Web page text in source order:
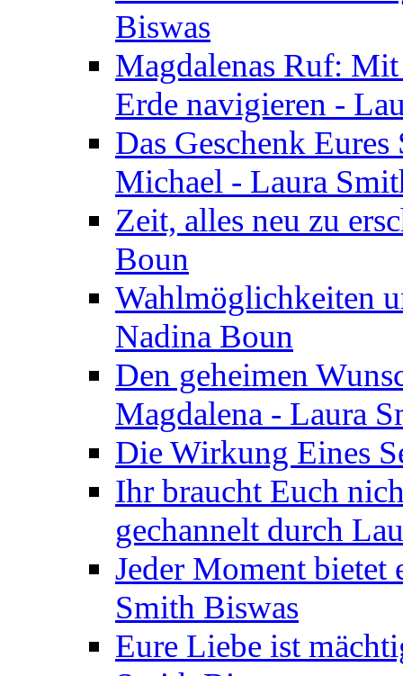
Biswas
Magdalenas Ruf:
Erde navigieren -
Das Geschenk
Michael - Laura
Zeit, alles neu zu
Boun
Wahlmöglichkeiten
Nadina Boun
Den geheimen
Magdalena - Laura
Die Wirkung Eines
Ihr braucht Euch
gechannelt durch
Jeder Moment bietet
Smith Biswas
Eure Liebe ist